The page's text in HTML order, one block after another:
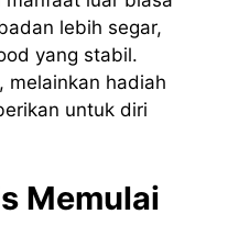
lebih segar,
yang stabil.
melainkan hadiah
untuk diri
Memulai